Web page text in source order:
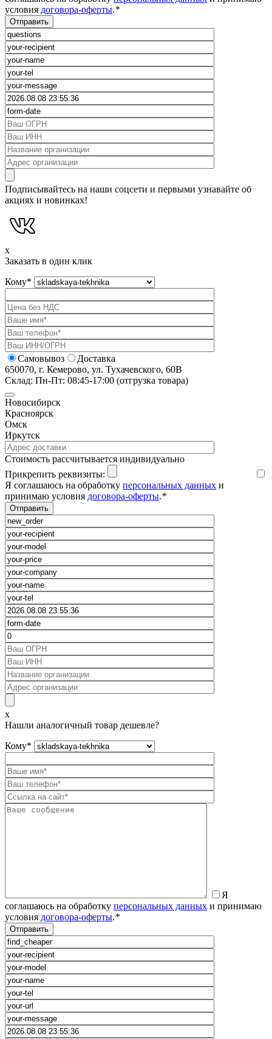
условия договора-оферты.*
Подписывайтесь на наши соцсети и первыми узнавайте об
акциях и новинках!
x
Заказать в один клик
Кому*
Самовывоз
Доставка
650070, г. Кемерово, ул. Тухачевского, 60В
Склад: Пн-Пт: 08:45-17:00 (отгрузка товара)
Новосибирск
Красноярск
Омск
Иркутск
Cтоимость рассчитывается индивидуально
Прикрепить реквизиты:
Я соглашаюсь на обработку персональных данных и
принимаю условия договора-оферты.*
x
Нашли аналогичный товар дешевле?
Кому*
Я
соглашаюсь на обработку персональных данных и принимаю
условия договора-оферты.*